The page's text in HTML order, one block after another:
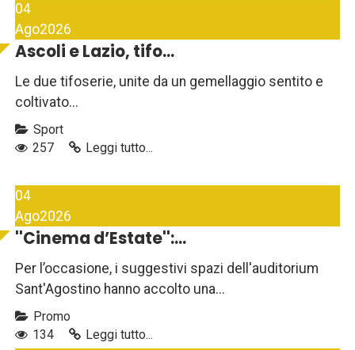
04
Ago2026
Ascoli e Lazio, tifo...
Le due tifoserie, unite da un gemellaggio sentito e
coltivato...
Sport
257
Leggi tutto...
04
Ago2026
''Cinema d’Estate'':...
Per l’occasione, i suggestivi spazi dell'auditorium
Sant'Agostino hanno accolto una...
Promo
134
Leggi tutto...